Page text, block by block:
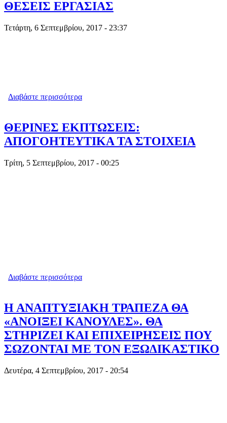
ΘΕΣΕΙΣ ΕΡΓΑΣΙΑΣ
Τετάρτη, 6 Σεπτεμβρίου, 2017 - 23:37
Διαβάστε περισσότερα
ΘΕΣΕΙΣ ΕΡΓΑΣΙΑΣ
ΘΕΡΙΝΕΣ ΕΚΠΤΩΣΕΙΣ:
ΑΠΟΓΟΗΤΕΥΤΙΚΑ ΤΑ ΣΤΟΙΧΕΙΑ
Τρίτη, 5 Σεπτεμβρίου, 2017 - 00:25
Διαβάστε περισσότερα
Η ΑΝΑΠΤΥΞΙΑΚΗ ΤΡΑΠΕΖΑ ΘΑ
«ΑΝΟΙΞΕΙ ΚΑΝΟΥΛΕΣ». ΘΑ
ΣΤΗΡΙΖΕΙ ΚΑΙ ΕΠΙΧΕΙΡΗΣΕΙΣ ΠΟΥ
ΣΩΖΟΝΤΑΙ ΜΕ ΤΟΝ ΕΞΩΔΙΚΑΣΤΙΚΟ
Δευτέρα, 4 Σεπτεμβρίου, 2017 - 20:54